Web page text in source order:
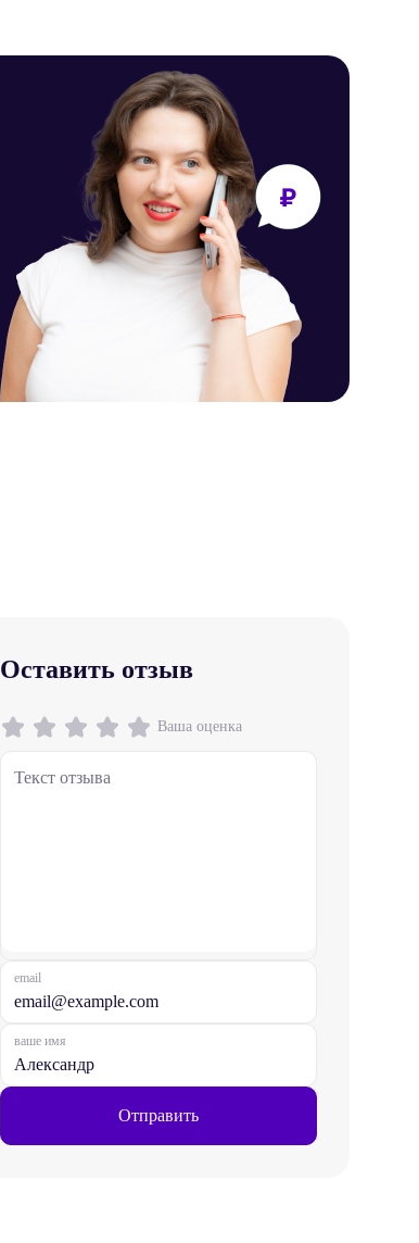
Оставить отзыв
Ваша оценка
email
ваше имя
Отправить